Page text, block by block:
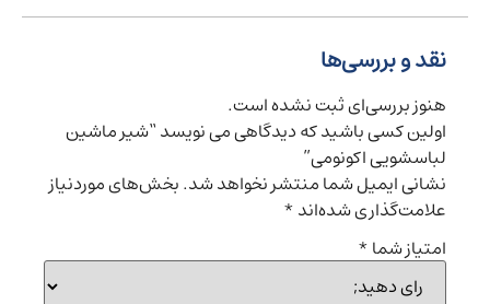
نقد و بررسی‌ها
هنوز بررسی‌ای ثبت نشده است.
اولین کسی باشید که دیدگاهی می نویسد “شیر ماشین
لباسشویی اکونومی”
نشانی ایمیل شما منتشر نخواهد شد.بخش‌های موردنیاز
علامت‌گذاری شده‌اند*
امتیاز شما*